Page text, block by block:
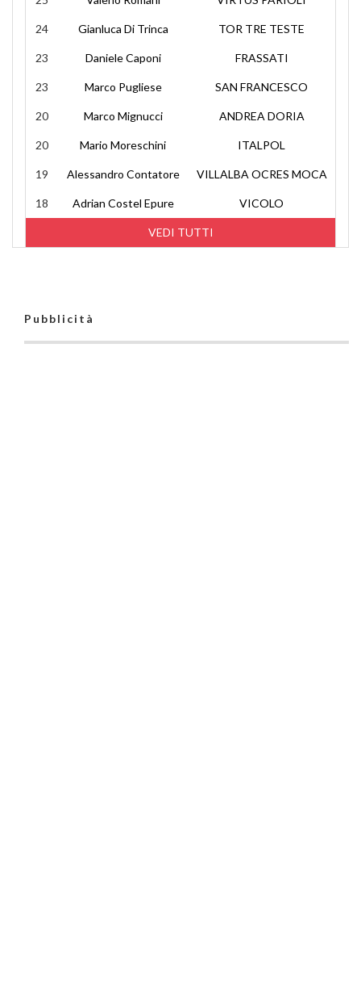
VEDI TUTTI
24 Gianluca Di Trinca TOR TRE TESTE
23 Daniele Caponi FRASSATI
23 Marco Pugliese SAN FRANCESCO
20 Marco Mignucci ANDREA DORIA
20 Mario Moreschini ITALPOL
19 Alessandro Contatore VILLALBA OCRES MOCA
18 Adrian Costel Epure VICOLO
Pubblicità